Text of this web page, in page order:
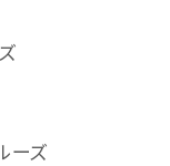
ーズ